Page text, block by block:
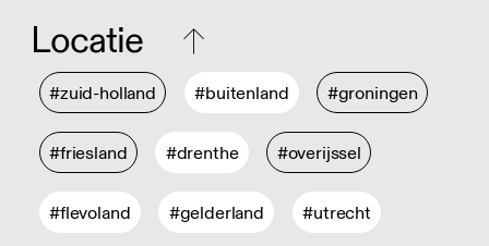
Locatie
#zuid-holland #buitenland #groningen
#friesland #drenthe #overijssel
#flevoland #gelderland #utrecht